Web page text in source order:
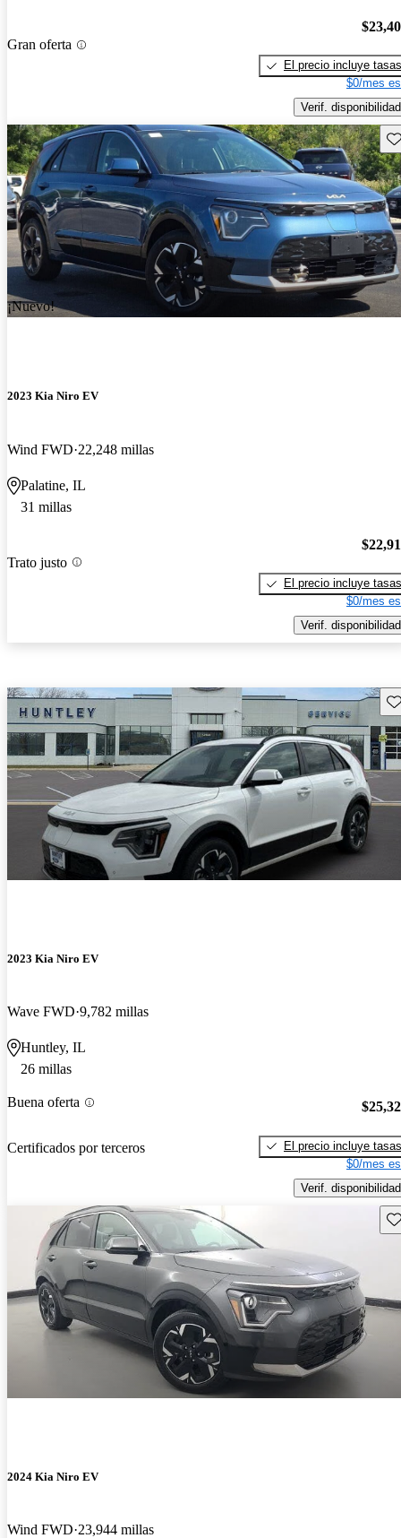
Gran oferta
El precio incluye tasas
$0/mes
Verif. disponibilidad
¡Nuevo!
2023 Kia Niro EV
Wind FWD 22,248 millas
Palatine, IL
31 millas
Trato justo
El precio incluye tasas
$0/mes
Verif. disponibilidad
2023 Kia Niro EV
Wave FWD 9,782 millas
Huntley, IL
26 millas
Buena oferta
Certificados por terceros
El precio incluye tasas
$0/mes
Verif. disponibilidad
2024 Kia Niro EV
Wind FWD 23,944 millas